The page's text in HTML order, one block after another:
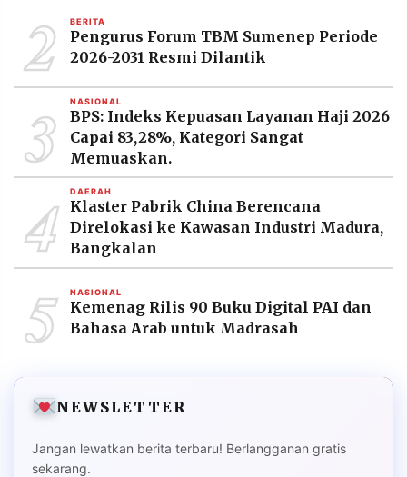
2 BERITA
Pengurus Forum TBM Sumenep Periode
2026-2031 Resmi Dilantik
3 NASIONAL
BPS: Indeks Kepuasan Layanan Haji 2026
Capai 83,28%, Kategori Sangat
Memuaskan.
4 DAERAH
Klaster Pabrik China Berencana
Direlokasi ke Kawasan Industri Madura,
Bangkalan
5 NASIONAL
Kemenag Rilis 90 Buku Digital PAI dan
Bahasa Arab untuk Madrasah
NEWSLETTER
Jangan lewatkan berita terbaru! Berlangganan gratis
sekarang.